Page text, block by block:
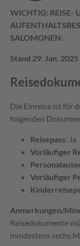
WICHTIG: REISE-
SALOMONEN:
Stand 29. Jan. 2025
Die Einreise ist für
folgenden
Reisepass: Ja
Vorläufiger
Vorläufiger
Anmerkungen/
Reisedokumente
mindestens sechs